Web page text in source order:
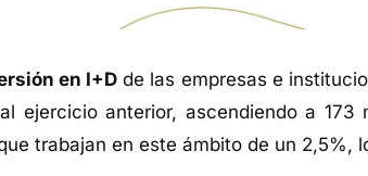
en I+D de las empresas e
ejercicio anterior, ascendiendo a
trabajan en este ámbito de un 2,5%,